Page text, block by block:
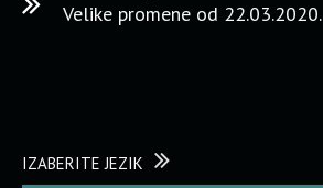
Velike promene od 22.03.2020.
IZABERITE JEZIK